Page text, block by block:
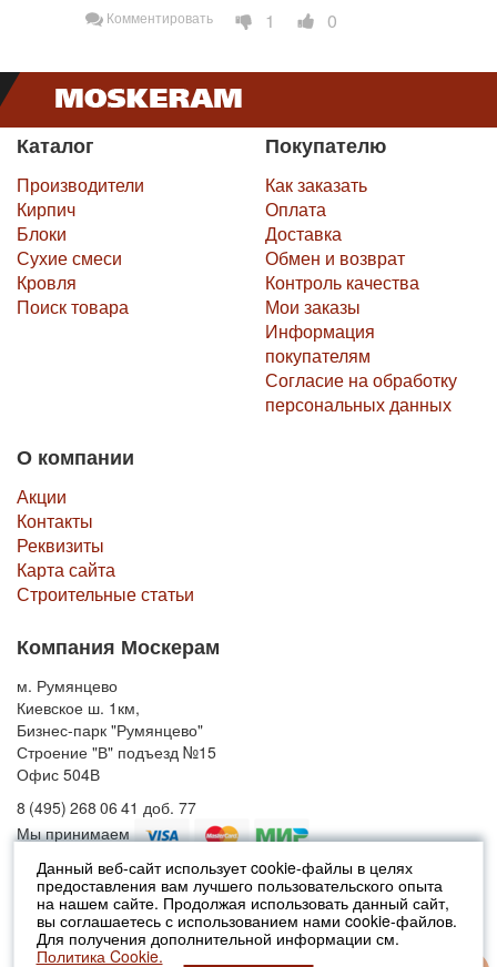
Данный веб-сайт использует cookie-файлы в целях
предоставления вам лучшего пользовательского опыта
на нашем сайте. Продолжая использовать данный сайт,
вы соглашаетесь с использованием нами cookie-файлов.
Для получения дополнительной информации см.
Политика Cookie.
Комментировать 1 0
Каталог
Производители
Кирпич
Блоки
Сухие смеси
Кровля
Поиск товара
Покупателю
Как заказать
Оплата
Доставка
Обмен и возврат
Контроль качества
Мои заказы
Информация
покупателям
Согласие на обработку
персональных данных
О компании
Акции
Контакты
Реквизиты
Карта сайта
Строительные статьи
Компания Москерам
м. Румянцево
Киевское ш. 1км,
Бизнес-парк "Румянцево"
Строение "В" подъезд №15
Офис 504В
8 (495) 268 06 41 доб. 77
Мы принимаем
© 2010-2026 Москерам
Указанные на сайте цены не являются публичной офертой (ст.435 ГК
РФ).
Стоимость и наличие товара просьба уточнять в офисах продаж....